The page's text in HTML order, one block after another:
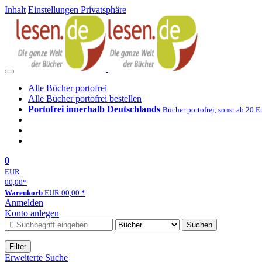
Inhalt Einstellungen Privatsphäre
Alle Bücher portofrei
Alle Bücher portofrei bestellen
Portofrei innerhalb Deutschlands Bücher portofrei, sonst ab 20
0
EUR
00,00*
Warenkorb EUR 00,00 *
Anmelden
Konto anlegen
Suchen
Filter
Erweiterte Suche